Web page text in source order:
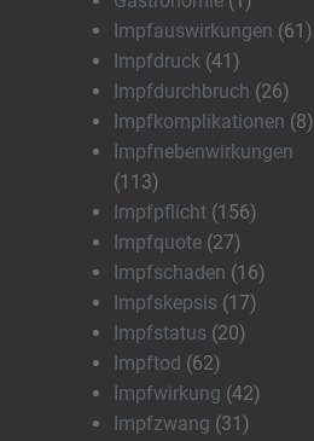
Impfauswirkungen (61)
Impfdruck (41)
Impfdurchbruch (26)
Impfkomplikationen (8)
Impfnebenwirkungen
(113)
Impfpflicht (156)
Impfquote (27)
Impfschaden (16)
Impfskepsis (17)
Impfstatus (20)
Impftod (62)
Impfwirkung (42)
Impfzwang (31)